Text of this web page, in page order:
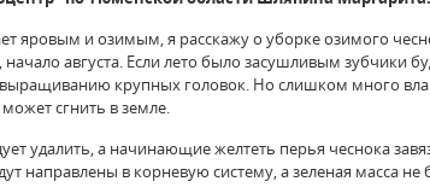
яровым и озимым, я расскажу о уборке озимого
начало августа. Если лето было засушливым зубчики
выращиванию крупных головок. Но слишком много
сгнить в земле.
удалить, а начинающие желтеть перья чеснока
направлены в корневую систему, а зеленая масса не